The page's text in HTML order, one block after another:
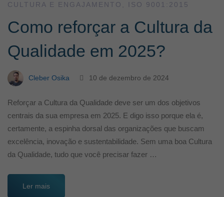
CULTURA E ENGAJAMENTO ISO 9001:2015
Como reforçar a Cultura da
Qualidade em 2025?
Cleber Osika 10 de dezembro de 2024
Reforçar a Cultura da Qualidade deve ser um dos objetivos
centrais da sua empresa em 2025. E digo isso porque ela é,
certamente, a espinha dorsal das organizações que buscam
excelência, inovação e sustentabilidade. Sem uma boa Cultura
da Qualidade, tudo que você precisar fazer …
Ler mais